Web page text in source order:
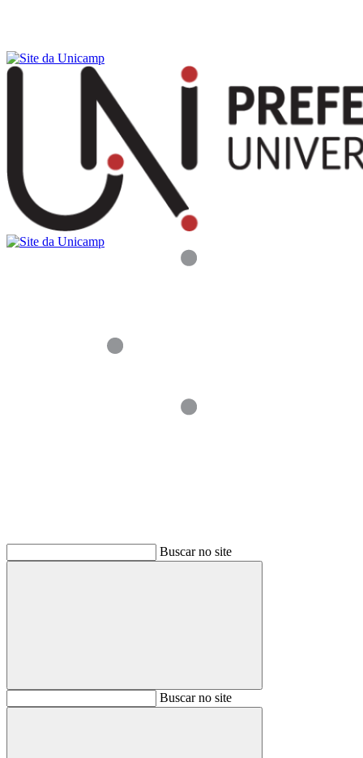
Buscar no site
BuscarBuscar no site